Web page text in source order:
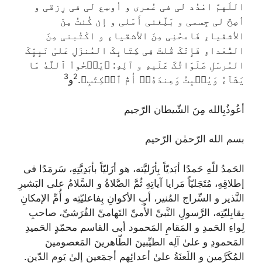
اللَهمَّ امْدُد لی فی عُمری و أوسِع لی فی رِزقی و
أصِحَّ لی جِسمی و بَلِّغنی أَمَلی و إن کُنتُ مِنَ
الأشقیاءِ فَامحُنِی مِنَ الأشقیاءِ و اکْتُبنی مِنَ
السُّعَداءِ فَإِنَّکَ قُلتَ فِی کِتَابِکَ المُنزَلِ عَلیٰ نَبِیِّکَ
المُرسَلِ صَلَوَاتُکَ عَلَیهِ و آلِهِ: ﴿يَمۡحُواْ ٱللَّهُ مَا
يَشَآءُ وَيُثۡبِتُ وَعِندَهُۥٓ أُمُّ ٱلۡكِتَٰبِ﴾.
2و3
أعُوذُبِالله مِنَ الشّیطان الرّجیم
بسم الله الرّحمٰن الرّحیم
الحَمدُ للّهِ حَمدًا أبَدیّاً بِأزَلیَّته، هو أزَلیّاً بأبَدِیَّتِهِ، سَرمَدًا فی
إطلاقِهِ، مُتَجَلیّاً مَرایا آیاتِهِ ثُمَّ الصَّلاةُ و السَّلامُ علی البَشیرِ
النَّذیر و السِّراج المُنیر، أبِ الأکوانِ بِفاعلیّتِه و أُمِّ الإمکانِ
بِقابِلیّتِه، الرَّسولِ النَّبیِّ الأُمیِّ التَهامیِّ القُرَشیِّ، صاحبِ
لِواءِ الحَمدِ و المَقامِ المَحمود أبی القاسم محمّدٍ الحَمیدِ
المَحمودِ و علیٰ آلِه الطیِّبینَ الطّاهرینَ المَعصومینَ
المُکَرَّمین و اللَعنَةُ علیٰ أعدائِهِم أجمَعین إلیٰ یَوم الدّین.